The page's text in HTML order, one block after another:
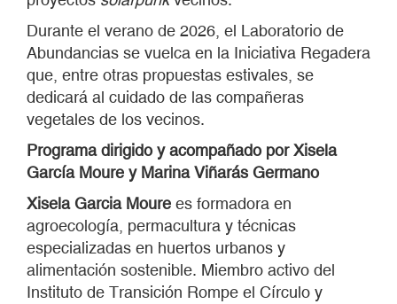
Durante el verano de 2026, el Laboratorio de
Abundancias se vuelca en la Iniciativa Regadera
que, entre otras propuestas estivales, se
dedicará al cuidado de las compañeras
vegetales de los vecinos.
Programa dirigido y acompañado por Xisela
García Moure y Marina Viñarás Germano
Xisela Garcia Moure es formadora en
agroecología, permacultura y técnicas
especializadas en huertos urbanos y
alimentación sostenible. Miembro activo del
Instituto de Transición Rompe el Círculo y